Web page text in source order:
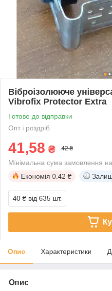
Віброізолююче
Vibrofix Protector Extra
Готово до відправки
Опт і роздріб
41,58 ₴ 42 ₴
Мінімальна сума замовлення
Економія 0.42 ₴
40 ₴ від 635 шт.
Опис Характеристики
Опис